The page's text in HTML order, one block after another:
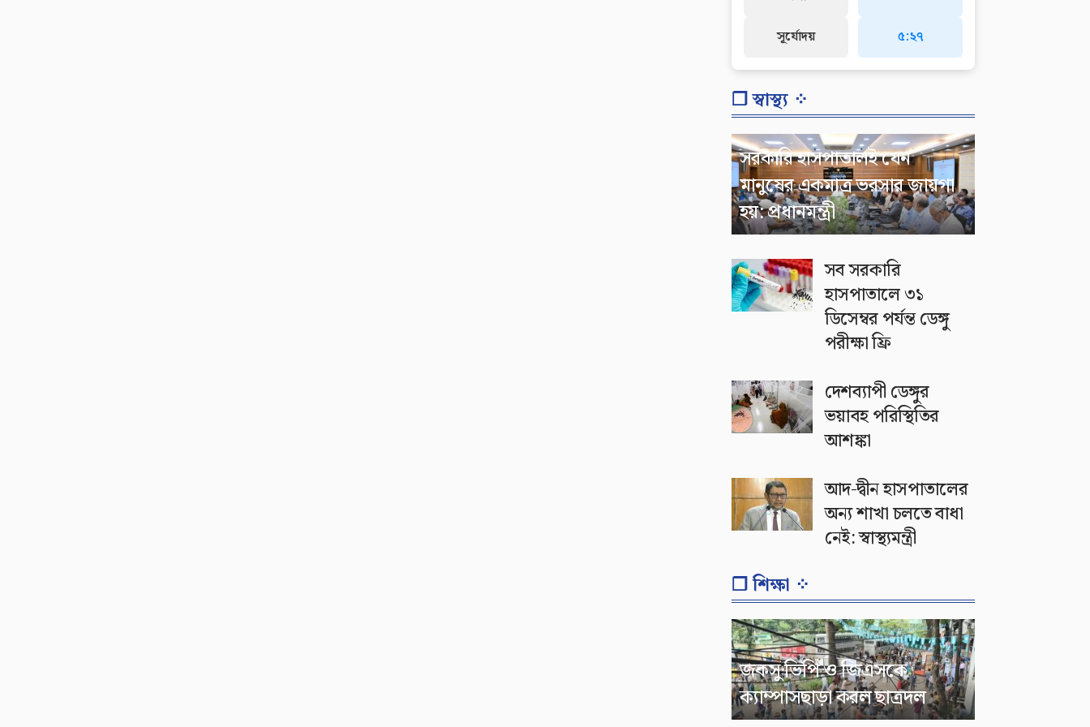
সূর্যোদয়
৫:২৭
❐ স্বাস্থ্য ⁘
সরকারি হাসপাতালই যেন
মানুষের একমাত্র ভরসার জায়গা
হয়: প্রধানমন্ত্রী
সব সরকারি
হাসপাতালে ৩১
ডিসেম্বর পর্যন্ত ডেঙ্গু
পরীক্ষা ফ্রি
দেশব্যাপী ডেঙ্গুর
ভয়াবহ পরিস্থিতির
আশঙ্কা
আদ-দ্বীন হাসপাতালের
অন্য শাখা চলতে বাধা
নেই: স্বাস্থ্যমন্ত্রী
❐ শিক্ষা ⁘
জকসু ভিপি ও জিএসকে
ক্যাম্পাসছাড়া করল ছাত্রদল